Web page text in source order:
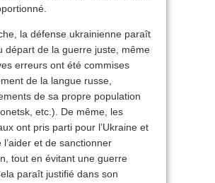
la défense ukrainienne paraît
départ de la guerre juste, même
erreurs ont été commises
de la langue russe,
de sa propre population
etc.). De même, les
ont pris parti pour l’Ukraine et
l’aider et de sanctionner
tout en évitant une guerre
paraît justifié dans son